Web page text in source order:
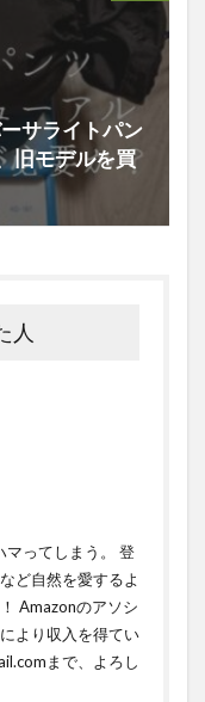
サライトパン
旧モデルを買
人
マってしまう。 登
ど自然を愛するよ
Amazonのアソシ
より収入を得てい
まで、よろし